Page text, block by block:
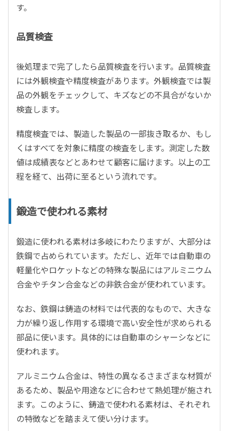
す。
品質検査
後処理まで完了したら品質検査を行います。品質検査
には外観検査や精度検査があります。外観検査では製
品の外観をチェックして、キズなどの不具合がないか
検査します。
精度検査では、製造した製品の一部抜き取るか、もし
くはすべてを対象に精度の検査をします。測定した数
値は成績表などとあわせて顧客に届けます。以上の工
程を経て、出荷に至るという流れです。
鍛造で使われる素材
鍛造に使われる素材は多岐にわたりますが、大部分は
鉄鋼で占められています。ただし、近年では自動車の
軽量化やロケットなどの特殊な製品にはアルミニウム
合金やチタン合金などの非鉄合金が使われています。
なお、鉄鋼は鋳造の材料では代表的なもので、大きな
力が繰り返し作用する環境で高い安全性が求められる
部品に使います。具体的には自動車のシャーシなどに
使われます。
アルミニウム合金は、特性の異なるさまざまな材質が
あるため、製品や用途などに合わせて熱処理が施され
ます。このように、鋳造で使われる素材は、それぞれ
の特徴などを踏まえて使い分けます。